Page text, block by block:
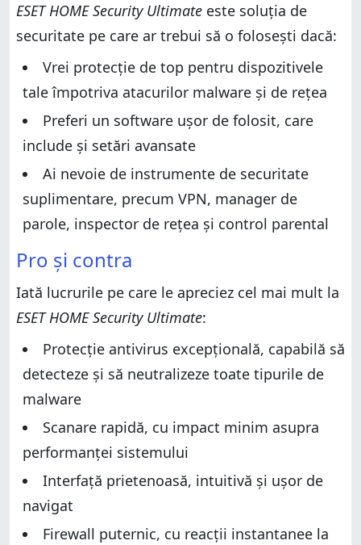
Ușurința utilizării și a configurării
Protecție firewall
Protecție antispyware și antivirus
Caracteristici avansate
Browser Privacy & Security
Identity Protection
Password Manager
VPN
ESET Folder Guard
Secure Data
Network Inspector
Safe Banking & Browsing
Parental Control
Setări implicite pe care s-ar putea să vrei să le
Ce părere ai despre ESET HOME Security Ultimate?
Integrare cu Windows, browsere web și aplicații
Ușurința utilizării și a configurării
Protecție firewall
Protecție antispyware și antivirus
Caracteristici avansate
Browser Privacy & Security
Identity Protection
VPN
ESET Folder Guard
Secure Data
Network Inspector
Anti-Theft
Safe Banking & Browsing
Parental Control
Setări implicite pe care s-ar putea să vrei să le
ajustezi
Ce părere ai despre ESET HOME Security Ultimate?
ESET HOME Security Ultimate este soluția de
securitate pe care ar trebui să o folosești dacă:
Vrei protecție de top pentru dispozitivele
tale împotriva atacurilor malware și de rețea
Preferi un software ușor de folosit, care
include și setări avansate
Ai nevoie de instrumente de securitate
suplimentare, precum VPN, manager de
parole, inspector de rețea și control parental
Pro și contra
Iată lucrurile pe care le apreciez cel mai mult la
ESET HOME Security Ultimate:
Protecție antivirus excepțională, capabilă să
detecteze și să neutralizeze toate tipurile de
malware
Scanare rapidă, cu impact minim asupra
performanței sistemului
Interfață prietenoasă, intuitivă și ușor de
navigat
Firewall puternic, cu reacții instantanee la